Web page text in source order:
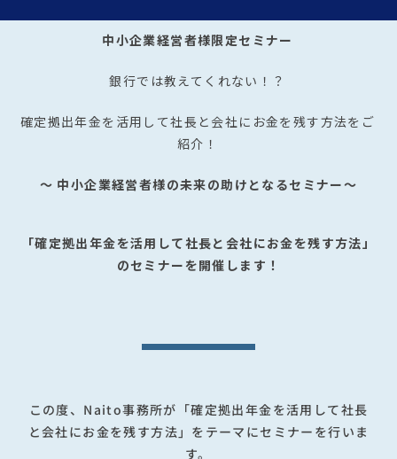
中小企業経営者様限定セミナー
銀行では教えてくれない！？
確定拠出年金を活用して社長と会社にお金を残す方法をご
紹介！
～ 中小企業経営者様の未来の助けとなるセミナー～
「確定拠出年金を活用して社長と会社にお金を残す方法」
のセミナーを開催します！
この度、Naito事務所が「確定拠出年金を活用して社長
と会社にお金を残す方法」をテーマにセミナーを行いま
す。